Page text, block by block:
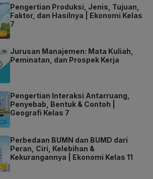
Pengertian Produksi, Jenis, Tujuan,
Faktor, dan Hasilnya | Ekonomi Kelas
7
Jurusan Manajemen: Mata Kuliah,
Peminatan, dan Prospek Kerja
Pengertian Interaksi Antarruang,
Penyebab, Bentuk & Contoh |
Geografi Kelas 7
Perbedaan BUMN dan BUMD dari
Peran, Ciri, Kelebihan &
Kekurangannya | Ekonomi Kelas 11